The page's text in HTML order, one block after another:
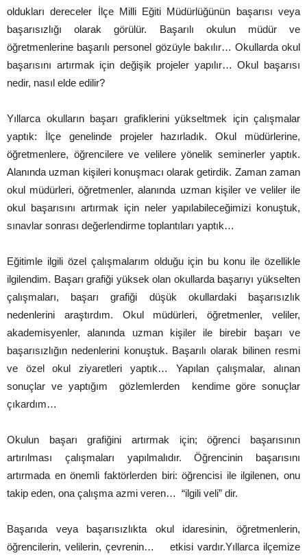
oldukları dereceler İlçe Milli Eğiti Müdürlüğünün başarısı veya
başarısızlığı olarak görülür. Başarılı okulun müdür ve
öğretmenlerine başarılı personel gözüyle bakılır… Okullarda okul
başarısını artırmak için değişik projeler yapılır… Okul başarısı
nedir, nasıl elde edilir?
Yıllarca okulların başarı grafiklerini yükseltmek için çalışmalar
yaptık: İlçe genelinde projeler hazırladık. Okul müdürlerine,
öğretmenlere, öğrencilere ve velilere yönelik seminerler yaptık.
Alanında uzman kişileri konuşmacı olarak getirdik. Zaman zaman
okul müdürleri, öğretmenler, alanında uzman kişiler ve veliler ile
okul başarısını artırmak için neler yapılabileceğimizi konuştuk,
sınavlar sonrası değerlendirme toplantıları yaptık…
Eğitimle ilgili özel çalışmalarım olduğu için bu konu ile özellikle
ilgilendim. Başarı grafiği yüksek olan okullarda başarıyı yükselten
çalışmaları, başarı grafiği düşük okullardaki başarısızlık
nedenlerini araştırdım. Okul müdürleri, öğretmenler, veliler,
akademisyenler, alanında uzman kişiler ile birebir başarı ve
başarısızlığın nedenlerini konuştuk. Başarılı olarak bilinen resmi
ve özel okul ziyaretleri yaptık… Yapılan çalışmalar, alınan
sonuçlar ve yaptığım gözlemlerden kendime göre sonuçlar
çıkardım…
Okulun başarı grafiğini artırmak için; öğrenci başarısının
artırılması çalışmaları yapılmalıdır. Öğrencinin başarısını
artırmada en önemli faktörlerden biri: öğrencisi ile ilgilenen, onu
takip eden, ona çalışma azmi veren… “ilgili veli” dir.
Başarıda veya başarısızlıkta okul idaresinin, öğretmenlerin,
öğrencilerin, velilerin, çevrenin… etkisi vardır.Yıllarca ilçemize